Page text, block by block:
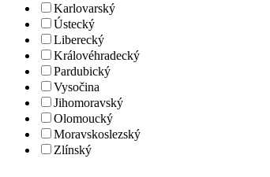
Karlovarský
Ústecký
Liberecký
Královéhradecký
Pardubický
Vysočina
Jihomoravský
Olomoucký
Moravskoslezský
Zlínský